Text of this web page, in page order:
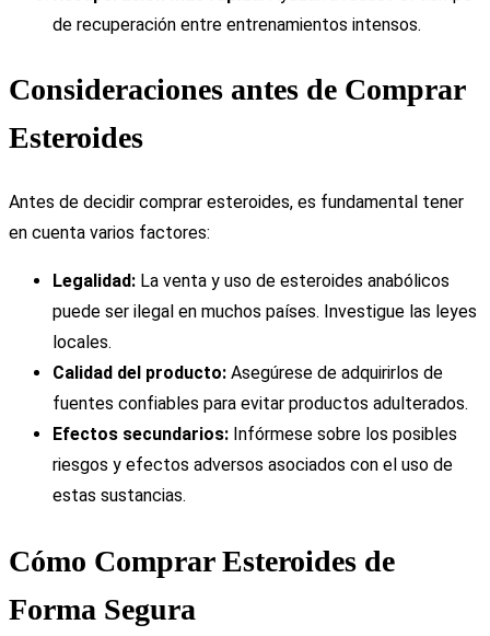
de recuperación entre entrenamientos intensos.
Consideraciones antes de Comprar
Esteroides
Antes de decidir comprar esteroides, es fundamental tener
en cuenta varios factores:
Legalidad: La venta y uso de esteroides anabólicos
puede ser ilegal en muchos países. Investigue las leyes
locales.
Calidad del producto: Asegúrese de adquirirlos de
fuentes confiables para evitar productos adulterados.
Efectos secundarios: Infórmese sobre los posibles
riesgos y efectos adversos asociados con el uso de
estas sustancias.
Cómo Comprar Esteroides de
Forma Segura